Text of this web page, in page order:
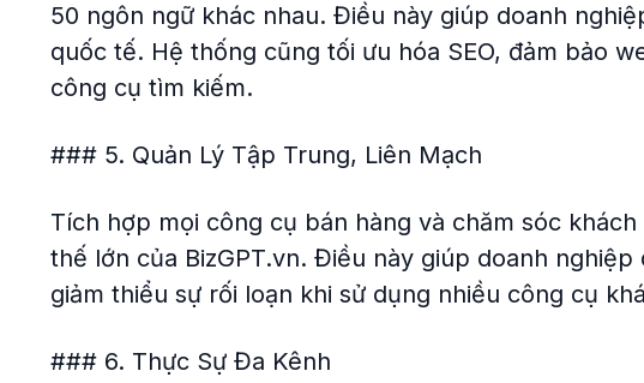
50 ngôn ngữ khác nhau. Điều này giúp doanh
quốc tế. Hệ thống cũng tối ưu hóa SEO, đảm bảo
công cụ tìm kiếm.
### 5. Quản Lý Tập Trung, Liên Mạch
Tích hợp mọi công cụ bán hàng và chăm sóc
thế lớn của BizGPT.vn. Điều này giúp doanh
giảm thiểu sự rối loạn khi sử dụng nhiều công cụ
### 6. Thực Sự Đa Kênh